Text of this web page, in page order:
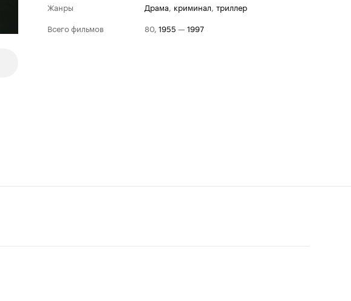
Жанры
драма, криминал, триллер
Всего фильмов
80, 1955 — 1997